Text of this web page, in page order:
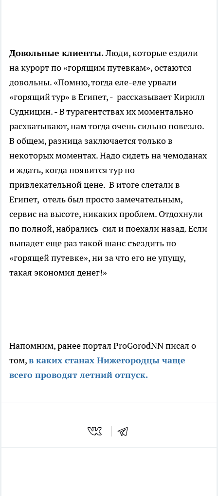
Довольные клиенты.Люди, которые ездили
на курорт по «горящим путевкам», остаются
довольны. «Помню, тогда еле-еле урвали
«горящий тур» в Египет, - рассказывает Кирилл
Судницин. - В турагентствах их моментально
расхватывают, нам тогда очень сильно повезло.
В общем, разница заключается только в
некоторых моментах. Надо сидеть на чемоданах
и ждать, когда появится тур по
привлекательной цене. В итоге слетали в
Египет, отель был просто замечательным,
сервис на высоте, никаких проблем. Отдохнули
по полной, набрались сил и поехали назад. Если
выпадет еще раз такой шанс съездить по
«горящей путевке», ни за что его не упущу,
такая экономия денег!»
Напомним, ранее портал ProGorodNN писал о
том,в каких станах Нижегородцы чаще
всего проводят летний отпуск.